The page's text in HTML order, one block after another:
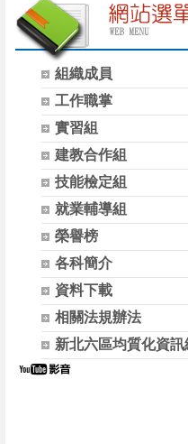
組織成員
工作職掌
實習組
建教合作組
技能檢定組
就業輔導組
榮譽榜
各科簡介
資料下載
相關法規辦法
新北六區均質化資訊